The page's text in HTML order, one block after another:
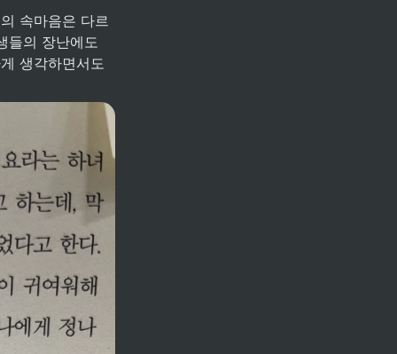
속마음은 다르
들의 장난에도
생각하면서도